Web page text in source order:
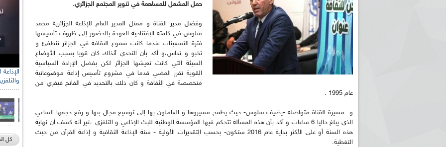
حمل المشعل للمساهمة في تنوير المجتمع الجزائري.
وفضل مدير القناة و ممثل المدير العام للإذاعة الجزائرية محمد
شلوش في كلمته الإفتتاحية العودة بالحضور إلى ظروف تأسيسها
فترة التسعينات عندما كانت شموع الثقافة في الجزائر تنطفئ و
تخبو و تداس،و أكد بأن التحدي آنذاك كان قويا بسبب الأوضاع
السيئة التي كانت تعيشها الجزائر لكن بفضل الإرادة السياسية
القوية تقرر المضي قدما في مشروع تأسيس إذاعة موضوعاتية
متخصصة في الثقافة و كان ذلك بالتحديد في الفاتح فيفري من
عام 1995 .
و مسيرة القناة متواصلة -يضيف شلوش- حيث يطمح مسيروها و العاملون بها إلى توسيع مجال بثها و رفع حجمها الساعي
الذي يبلغ حاليا 6 ساعات و أكد بأن هذه المسألة تتحكم فيها المؤسسة الوطنية للبث الإذاعي و التلفزي ،غير أنه كشف أن نهاية
هذه السنة أو على الأكثر بداية عام 2016 ستكون- بحسب التقديرات الأولية - سنة الإذاعة الثقافية و إذاعة القرآن من حيث
التغطية.
رئيس
كل